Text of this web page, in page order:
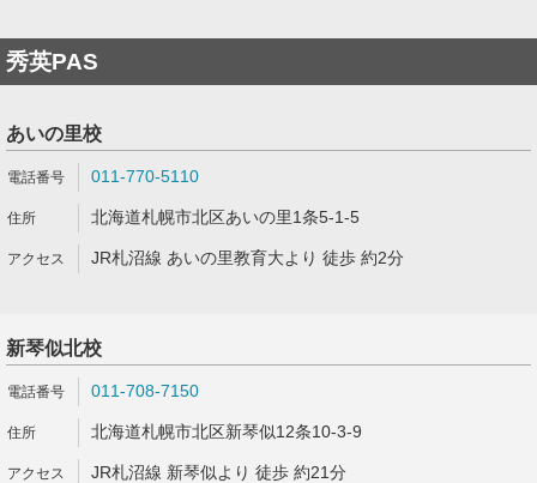
秀英PAS
あいの里校
011-770-5110
北海道札幌市北区あいの里1条5-1-5
JR札沼線 あいの里教育大より 徒歩 約2分
新琴似北校
011-708-7150
北海道札幌市北区新琴似12条10-3-9
JR札沼線 新琴似より 徒歩 約21分